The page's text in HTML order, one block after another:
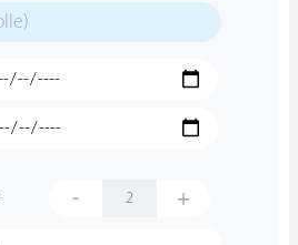
- +